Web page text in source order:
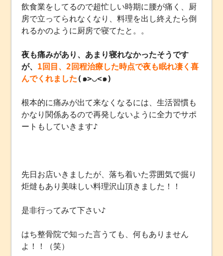
飲食業をしてるので超忙しい時期に腰が痛く、厨
房で立ってられなくなり、料理を出し終えたら倒
れるかのように厨房で寝てたと。。
夜も痛みがあり、あまり寝れなかったそうです
が、 1回目、2回程治療した時点で夜も眠れ凄く喜
んでくれました (๑>◡<๑)
根本的に痛みが出て来なくなるには、生活習慣も
かなり関係あるので再発しないように全力でサポ
ートもしていきます♪
先日お店いきましたが、落ち着いた雰囲気で掘り
炬燵もあり美味しい料理沢山頂きました！！
是非行ってみて下さい♪
はち整骨院で知った言うても、何もありません
よ！！（笑）